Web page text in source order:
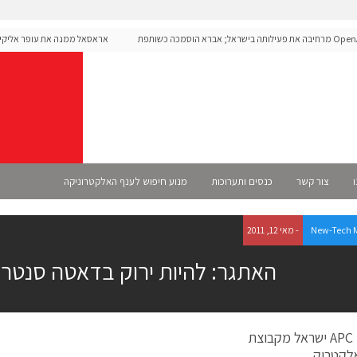
OpenAI מרחיבה את פעילותה בישראל; אברא הוסמכה כשותפת
אראסאל ממנה את עופר
צור קשר כנסים ותערוכות מנוע חיפוש לענף האלקטרוניקה
New-Tech - מאי 12, 2011
האתגר: להיות ירוק בדאטה סנטר